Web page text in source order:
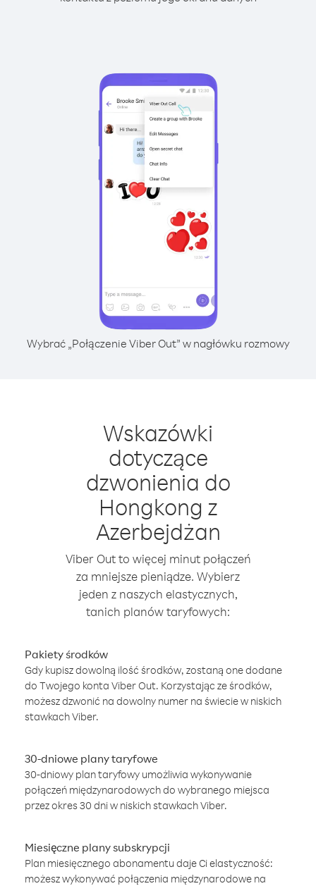
Wybrać „Połączenie Viber Out” w nagłówku rozmowy
Wskazówki
dotyczące
dzwonienia do
Hongkong z
Azerbejdżan
Viber Out to więcej minut połączeń
za mniejsze pieniądze. Wybierz
jeden z naszych elastycznych,
tanich planów taryfowych:
Pakiety środków
Gdy kupisz dowolną ilość środków, zostaną one dodane
do Twojego konta Viber Out. Korzystając ze środków,
możesz dzwonić na dowolny numer na świecie w niskich
stawkach Viber.
30-dniowe plany taryfowe
30-dniowy plan taryfowy umożliwia wykonywanie
połączeń międzynarodowych do wybranego miejsca
przez okres 30 dni w niskich stawkach Viber.
Miesięczne plany subskrypcji
Plan miesięcznego abonamentu daje Ci elastyczność:
możesz wykonywać połączenia międzynarodowe na